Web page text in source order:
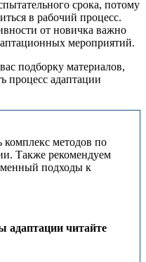
срока, потому
в рабочий процесс.
от новичка важно
мероприятий.
подборку материалов,
процесс адаптации
комплекс методов по
Также рекомендуем
подходы к
адаптации читайте